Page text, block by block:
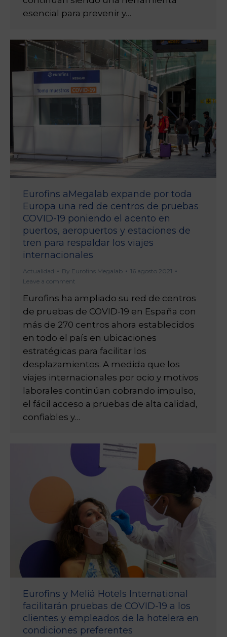
esencial para prevenir y…
Eurofins aMegalab expande por toda
Europa una red de centros de pruebas
COVID-19 poniendo el acento en
puertos, aeropuertos y estaciones de
tren para respaldar los viajes
internacionales
Actualidad By Eurofins Megalab
16 agosto 2021
Leave a comment
Eurofins ha ampliado su red de centros
de pruebas de COVID-19 en España con
más de 270 centros ahora establecidos
en todo el país en ubicaciones
estratégicas para facilitar los
desplazamientos. A medida que los
viajes internacionales por ocio y motivos
laborales continúan cobrando impulso,
el fácil acceso a pruebas de alta calidad,
confiables y…
Eurofins y Meliá Hotels International
facilitarán pruebas de COVID-19 a los
clientes y empleados de la hotelera en
condiciones preferentes